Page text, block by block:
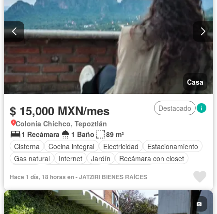
Casa
$ 15,000 MXN/mes
Destacado
Colonia Chichco, Tepoztlán
1 Recámara
1 Baño
89 m²
Cisterna
Cocina integral Electricidad
Estacionamiento
Gas natural
Internet Jardín
Recámara con closet
Permite mascotas
Completamente amueblado
Hace 1 día, 18 horas en - JATZIRI BIENES RAÍCES